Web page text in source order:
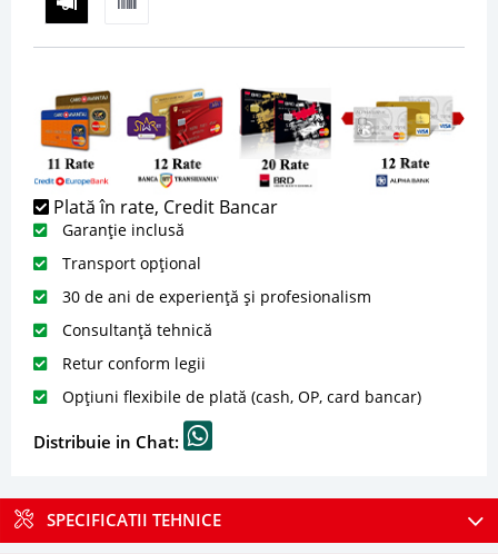
Plată în rate, Credit Bancar
Garanție inclusă
Transport opțional
30 de ani de experiență și profesionalism
Consultanță tehnică
Retur conform legii
Opțiuni flexibile de plată (cash, OP, card bancar)
Distribuie in Chat:
SPECIFICATII TEHNICE